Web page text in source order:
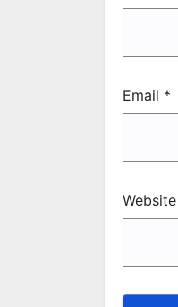
Email *
Website